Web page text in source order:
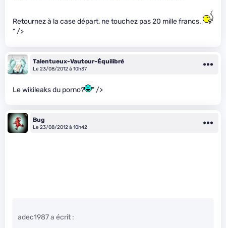
Retournez à la case départ, ne touchez pas 20 mille francs.
" />
Talentueux-Vautour-Équilibré
Le 23/08/2012 à 10h37
Le wikileaks du porno? " />
Bug
Le 23/08/2012 à 10h42
adec1987 a écrit :